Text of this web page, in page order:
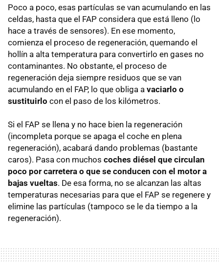
Poco a poco, esas partículas se van acumulando en las
celdas, hasta que el FAP considera que está lleno (lo
hace a través de sensores). En ese momento,
comienza el proceso de regeneración, quemando el
hollín a alta temperatura para convertirlo en gases no
contaminantes. No obstante, el proceso de
regeneración deja siempre residuos que se van
acumulando en el FAP, lo que obliga a vaciarlo o
sustituirlo con el paso de los kilómetros.
Si el FAP se llena y no hace bien la regeneración
(incompleta porque se apaga el coche en plena
regeneración), acabará dando problemas (bastante
caros). Pasa con muchos coches diésel que circulan
poco por carretera o que se conducen con el motor a
bajas vueltas. De esa forma, no se alcanzan las altas
temperaturas necesarias para que el FAP se regenere y
elimine las partículas (tampoco se le da tiempo a la
regeneración).